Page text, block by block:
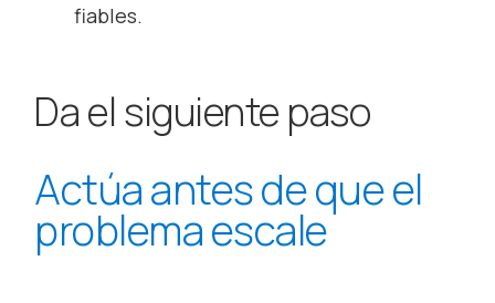
fiables.
Da el siguiente paso
Actúa antes de que el
problema escale